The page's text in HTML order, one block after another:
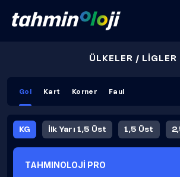
ÜLKELER / LİGLER
Gol Kart Korner Faul
KG İlk Yarı 1,5 Üst 1,5 Üst
TAHMINOLOJİ PRO